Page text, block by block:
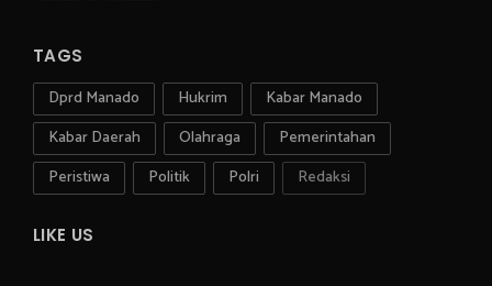
TAGS
Dprd Manado Hukrim
Kabar Manado
Kabar Daerah
Olahraga
Pemerintahan
Peristiwa
Politik Polri Redaksi
LIKE US